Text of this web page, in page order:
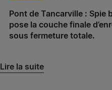
Pont de Tancarville :
pose la couche finale
sous fermeture totale.
Lire la suite